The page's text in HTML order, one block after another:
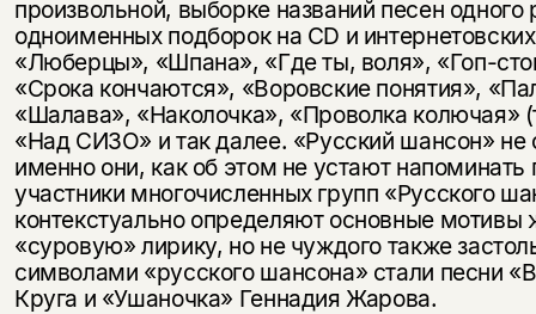
произвольной, выборке названий песен
одноименных подборок на CD и
«Люберцы», «Шпана», «Где ты, воля», «Гоп-
«Срока кончаются», «Воровские понятия»,
«Шалава», «Наколочка», «Проволка колючая»
«Над СИЗО» и так далее. «Русский шансон» не
именно они, как об этом не устают
участники многочисленных групп «Русского
контекстуально определяют основные
«суровую» лирику, но не чуждого также
символами «русского шансона» стали песни
Круга и «Ушаночка» Геннадия Жарова.